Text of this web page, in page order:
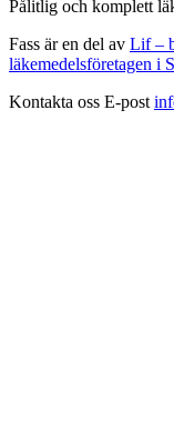
Pålitlig och komplett
Fass är en del av Lif –
läkemedelsföretagen i
Kontakta oss E-post